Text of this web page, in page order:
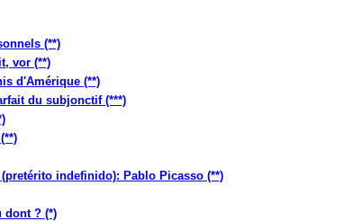
(**)
vor (**)
d'Amérique (**)
du subjonctif (***)
indefinido): Pablo Picasso (**)
dont ? (*)